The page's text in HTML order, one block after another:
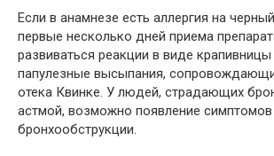
Если в анамнезе есть аллергия на
первые несколько дней приема
развиваться реакции в виде
папулезные высыпания,
отека Квинке. У людей, страдающих
астмой, возможно появление симптомов
бронхообструкции.